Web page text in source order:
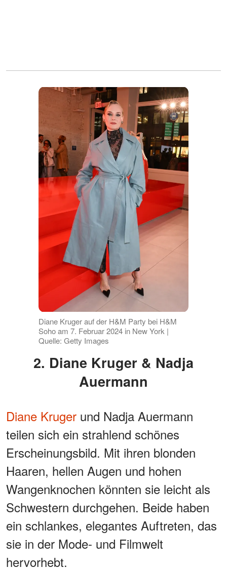
Diane Kruger auf der H&M Party bei H&M
Soho am 7. Februar 2024 in New York |
Quelle: Getty Images
2. Diane Kruger & Nadja
Auermann
Diane Kruger und Nadja Auermann
teilen sich ein strahlend schönes
Erscheinungsbild. Mit ihren blonden
Haaren, hellen Augen und hohen
Wangenknochen könnten sie leicht als
Schwestern durchgehen. Beide haben
ein schlankes, elegantes Auftreten, das
sie in der Mode- und Filmwelt
hervorhebt.